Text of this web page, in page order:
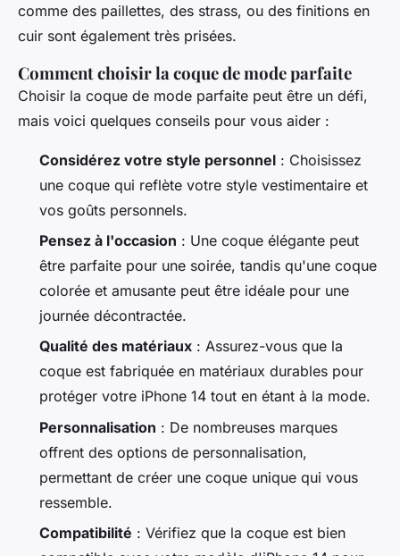
comme des paillettes, des strass, ou des finitions en
cuir sont également très prisées.
Comment choisir la coque de mode parfaite
Choisir la coque de mode parfaite peut être un défi,
mais voici quelques conseils pour vous aider :
Considérez votre style personnel : Choisissez
une coque qui reflète votre style vestimentaire et
vos goûts personnels.
Pensez à l'occasion : Une coque élégante peut
être parfaite pour une soirée, tandis qu'une coque
colorée et amusante peut être idéale pour une
journée décontractée.
Qualité des matériaux : Assurez-vous que la
coque est fabriquée en matériaux durables pour
protéger votre iPhone 14 tout en étant à la mode.
Personnalisation : De nombreuses marques
offrent des options de personnalisation,
permettant de créer une coque unique qui vous
ressemble.
Compatibilité : Vérifiez que la coque est bien